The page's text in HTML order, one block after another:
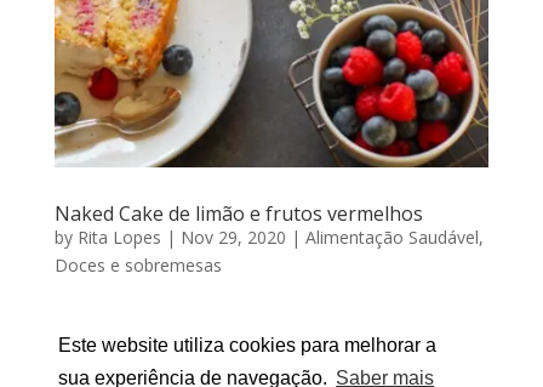
Este website utiliza cookies para melhorar a
sua experiência de navegação. Saber mais
Naked Cake de limão e frutos vermelhos
by Rita Lopes | Nov 29, 2020 | Alimentação Saudável,
Doces e sobremesas
RITA LOPES | Novembro 29, 2020 29.11.2018. Faz
hoje 2 anos desde que criei a minha página